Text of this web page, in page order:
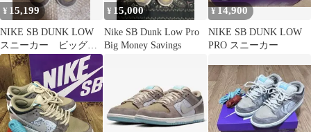
¥ 15,199
NIKE SB DUNK LOW
スニーカー ビッグマ
ネーセービングス
¥ 15,000
Nike SB Dunk Low Pro
Big Money Savings
¥14,900
NIKE SB DUNK LOW
PRO スニーカー